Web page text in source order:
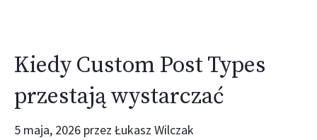
Kiedy Custom Post Types
przestają wystarczać
5 maja, 2026 przez Łukasz Wilczak